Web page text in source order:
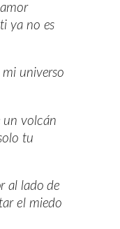
ya no es
universo
un volcán
tu
al lado de
el miedo